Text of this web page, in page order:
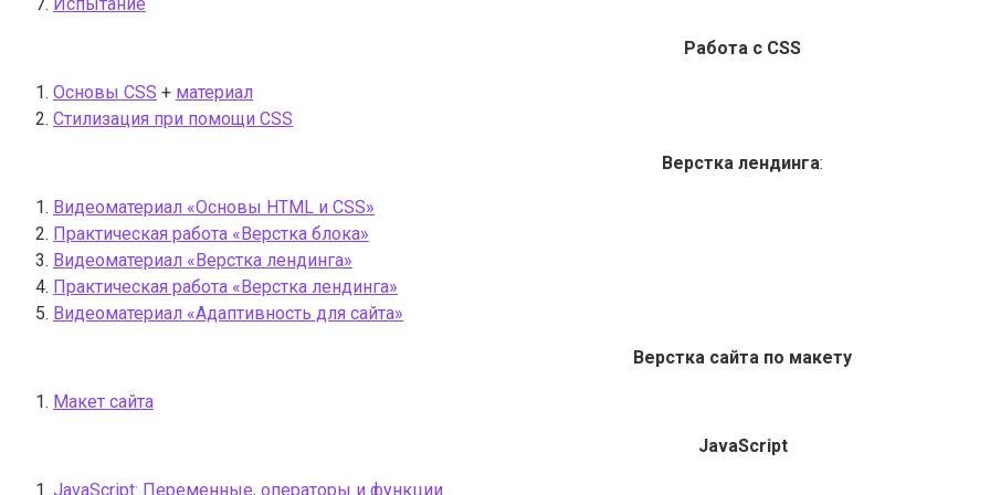
Работа с CSS
Основы CSS + материал
Стилизация при помощи CSS
Верстка лендинга:
Видеоматериал «Основы HTML и CSS»
Практическая работа «Верстка блока»
Видеоматериал «Верстка лендинга»
Практическая работа «Верстка лендинга»
Видеоматериал «Адаптивность для сайта»
Верстка сайта по макету
Макет сайта
JavaScript
JavaScript: Переменные, операторы и функции